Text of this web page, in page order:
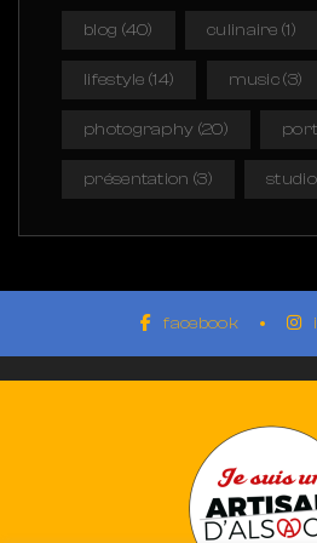
blog (40) culinaire (1)
lifestyle (14) music(3)
photography (20)
présentation (3) studio
facebook